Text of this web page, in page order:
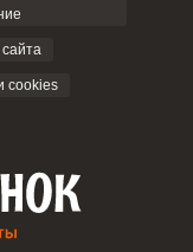
cookies